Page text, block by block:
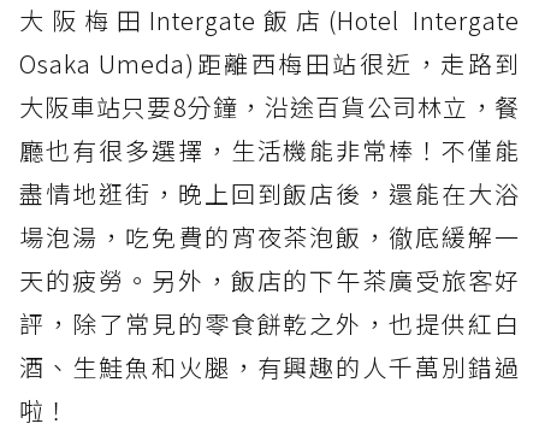
大阪梅田Intergate飯店(Hotel Intergate
Osaka Umeda)距離西梅田站很近，走路到
大阪車站只要8分鐘，沿途百貨公司林立，餐
廳也有很多選擇，生活機能非常棒！不僅能
盡情地逛街，晚上回到飯店後，還能在大浴
場泡湯，吃免費的宵夜茶泡飯，徹底緩解一
天的疲勞。另外，飯店的下午茶廣受旅客好
評，除了常見的零食餅乾之外，也提供紅白
酒、生鮭魚和火腿，有興趣的人千萬別錯過
啦！